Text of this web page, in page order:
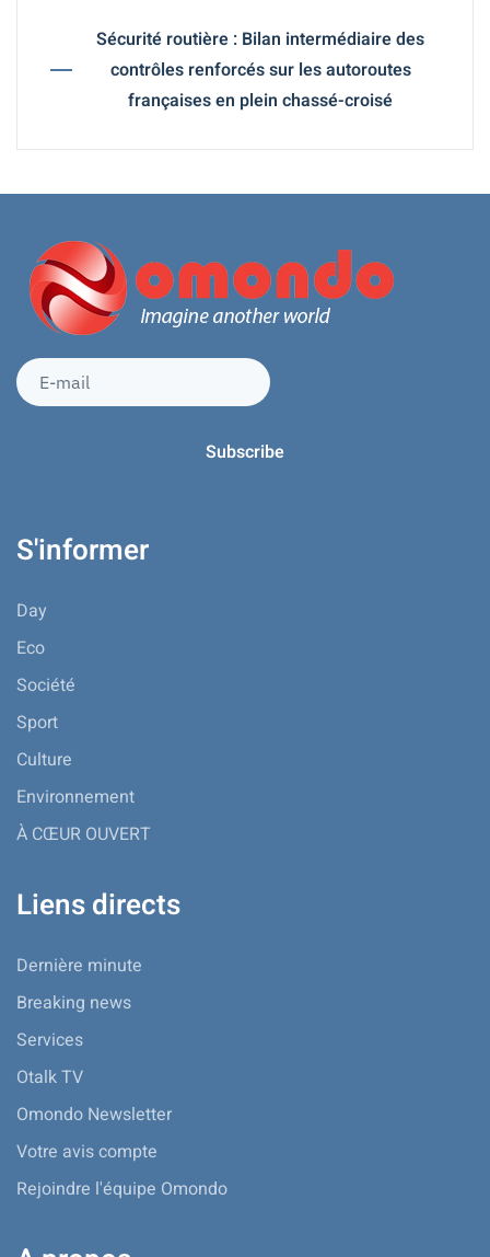
Sécurité routière : Bilan intermédiaire des
contrôles renforcés sur les autoroutes
françaises en plein chassé-croisé
S'informer
Day
Eco
Société
Sport
Culture
Environnement
À CŒUR OUVERT
Liens directs
Dernière minute
Breaking news
Services
Otalk TV
Omondo Newsletter
Votre avis compte
Rejoindre l'équipe Omondo